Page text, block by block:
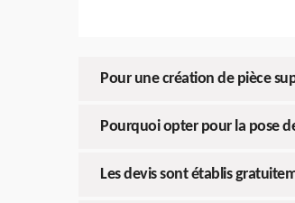
Pour une création de pièce
Pourquoi opter pour la pose
Les devis sont établis